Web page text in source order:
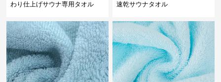
わり仕上げサウナ専用タオル
速乾サウナタオル